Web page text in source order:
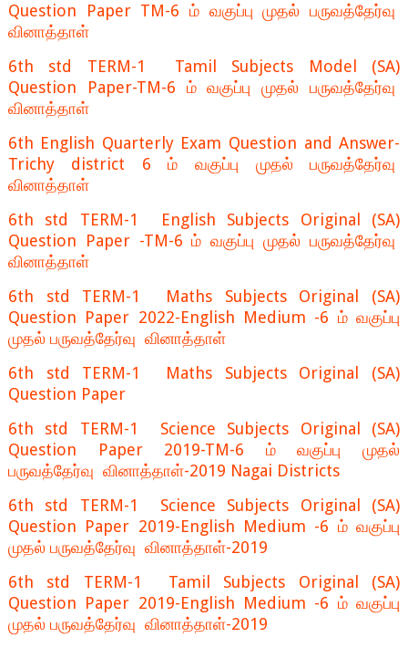
Question Paper TM-6 ம் வகுப்பு முதல் பருவத்தேர்வு
வினாத்தாள்
6th std TERM-1 Tamil Subjects Model (SA)
Question Paper-TM-6 ம் வகுப்பு முதல் பருவத்தேர்வு
வினாத்தாள்
6th English Quarterly Exam Question and Answer-
Trichy district 6 ம் வகுப்பு முதல் பருவத்தேர்வு
வினாத்தாள்
6th std TERM-1 English Subjects Original (SA)
Question Paper -TM-6 ம் வகுப்பு முதல் பருவத்தேர்வு
வினாத்தாள்
6th std TERM-1 Maths Subjects Original (SA)
Question Paper 2022-English Medium -6 ம் வகுப்பு
முதல் பருவத்தேர்வு வினாத்தாள்
6th std TERM-1 Maths Subjects Original (SA)
Question Paper
6th std TERM-1 Science Subjects Original (SA)
Question Paper 2019-TM-6 ம் வகுப்பு முதல்
பருவத்தேர்வு வினாத்தாள்-2019 Nagai Districts
6th std TERM-1 Science Subjects Original (SA)
Question Paper 2019-English Medium -6 ம் வகுப்பு
முதல் பருவத்தேர்வு வினாத்தாள்-2019
6th std TERM-1 Tamil Subjects Original (SA)
Question Paper 2019-English Medium -6 ம் வகுப்பு
முதல் பருவத்தேர்வு வினாத்தாள்-2019